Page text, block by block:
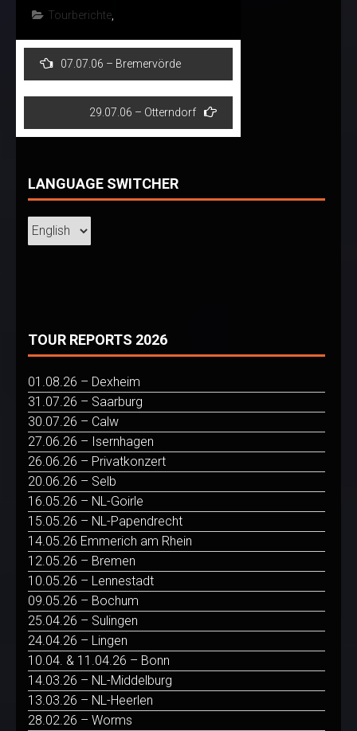
Tourberichte
Post
navigation
07.07.06 – Bremervörde
29.07.06 – Otterndorf
LANGUAGE SWITCHER
TOUR REPORTS 2026
01.08.26 – Dexheim
31.07.26 – Saarburg
30.07.26 – Calw
27.06.26 – Isernhagen
26.06.26 – Privatkonzert
20.06.26 – Selb
16.05.26 – NL-Goirle
15.05.26 – NL-Papendrecht
14.05.26 Emmerich am Rhein
12.05.26 – Bremen
10.05.26 – Lennestadt
09.05.26 – Bochum
25.04.26 – Sulingen
24.04.26 – Lingen
10.04. & 11.04.26 – Bonn
14.03.26 – NL-Middelburg
13.03.26 – NL-Heerlen
28.02.26 – Worms